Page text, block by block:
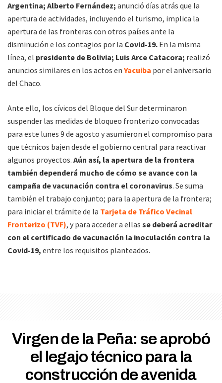
Argentina; Alberto Fernández; anunció días atrás que la
apertura de actividades, incluyendo el turismo, implica la
apertura de las fronteras con otros países ante la
disminución e los contagios por la Covid-19. En la misma
línea, el presidente de Bolivia; Luis Arce Catacora; realizó
anuncios similares en los actos en Yacuiba por el aniversario
del Chaco.
Ante ello, los cívicos del Bloque del Sur determinaron
suspender las medidas de bloqueo fronterizo convocadas
para este lunes 9 de agosto y asumieron el compromiso para
que técnicos bajen desde el gobierno central para reactivar
algunos proyectos. Aún así, la apertura de la frontera
también dependerá mucho de cómo se avance con la
campaña de vacunación contra el coronavirus. Se suma
también el trabajo conjunto; para la apertura de la frontera;
para iniciar el trámite de la Tarjeta de Tráfico Vecinal
Fronterizo (TVF), y para acceder a ellas se deberá acreditar
con el certificado de vacunación la inoculación contra la
Covid-19, entre los requisitos planteados.
Virgen de la Peña: se aprobó
el legajo técnico para la
construcción de avenida